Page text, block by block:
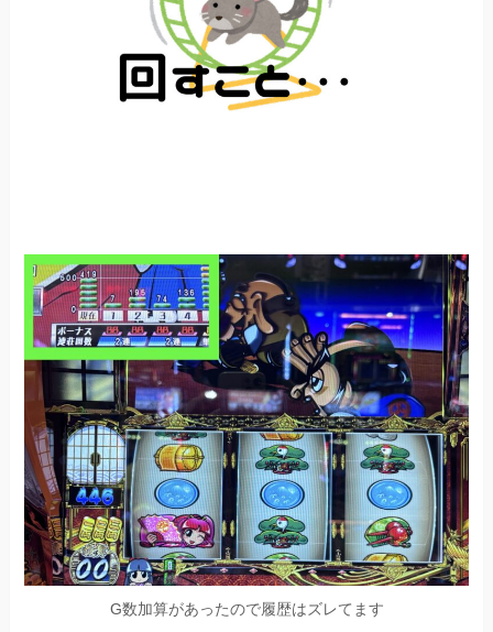
G数加算があったので履歴はズレてます